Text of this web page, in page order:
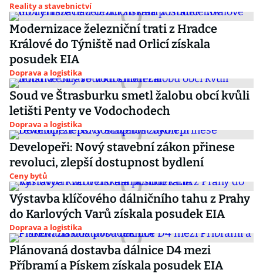
Reality a stavebnictví
Modernizace železniční trati z Hradce
Králové do Týniště nad Orlicí získala
posudek EIA
Doprava a logistika
Soud ve Štrasburku smetl žalobu obcí kvůli
letišti Penty ve Vodochodech
Doprava a logistika
Developeři: Nový stavební zákon přinese
revoluci, zlepší dostupnost bydlení
Ceny bytů
Výstavba klíčového dálničního tahu z Prahy
do Karlových Varů získala posudek EIA
Doprava a logistika
Plánovaná dostavba dálnice D4 mezi
Příbramí a Pískem získala posudek EIA